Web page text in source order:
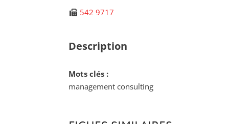
542 9717
Description
Mots clés :
management consulting